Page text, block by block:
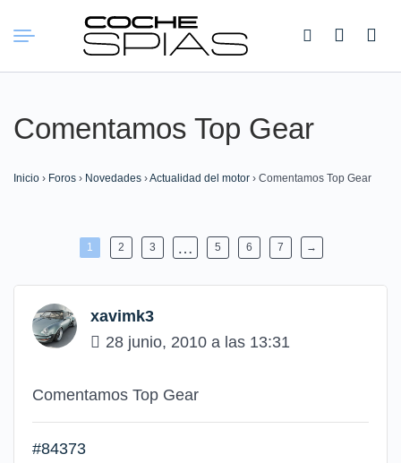
Buscar:
Comentamos Top Gear
Inicio › Foros › Novedades ›Actualidad del motor › Comentamos Top Gear
1 2 3 … 5 6 7 →
xavimk3
28 junio, 2010 a las 13:31
Comentamos Top Gear
#84373